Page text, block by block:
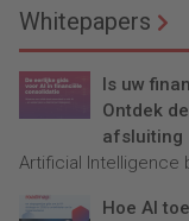
Whitepapers
Is uw
Ontdek
afsluiting
Artificial Intelligence
Hoe AI